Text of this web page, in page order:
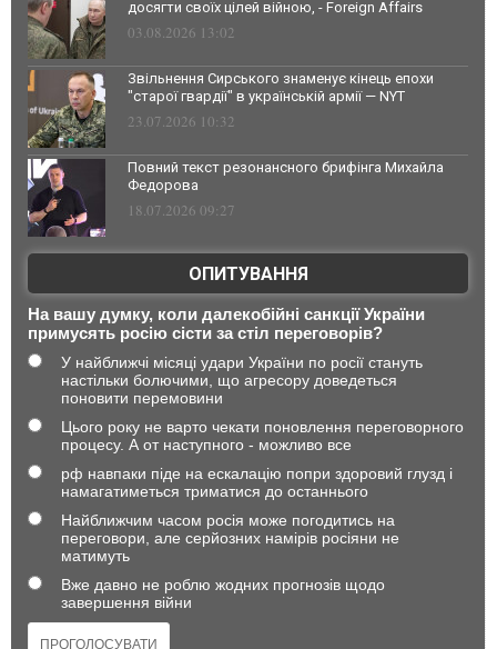
досягти своїх цілей війною, - Foreign Affairs
03.08.2026 13:02
Звільнення Сирського знаменує кінець епохи
"старої гвардії" в українській армії — NYT
23.07.2026 10:32
Повний текст резонансного брифінга Михайла
Федорова
18.07.2026 09:27
ОПИТУВАННЯ
На вашу думку, коли далекобійні санкції України
примусять росію сісти за стіл переговорів?
У найближчі місяці удари України по росії стануть
настільки болючими, що агресору доведеться
поновити перемовини
Цього року не варто чекати поновлення переговорного
процесу. А от наступного - можливо все
рф навпаки піде на ескалацію попри здоровий глузд і
намагатиметься триматися до останнього
Найближчим часом росія може погодитись на
переговори, але серйозних намірів росіяни не
матимуть
Вже давно не роблю жодних прогнозів щодо
завершення війни